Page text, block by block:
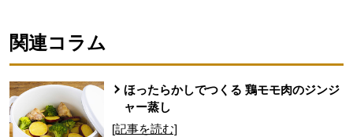
関連コラム
ほったらかしでつくる 鶏モモ肉のジンジ
ャー蒸し
[記事を読む]